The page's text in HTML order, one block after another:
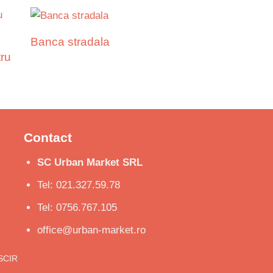
Banca stradala
Contact
SC Urban Market SRL
Tel: 021.327.59.78
Tel: 0756.767.105
office@urban-market.ro